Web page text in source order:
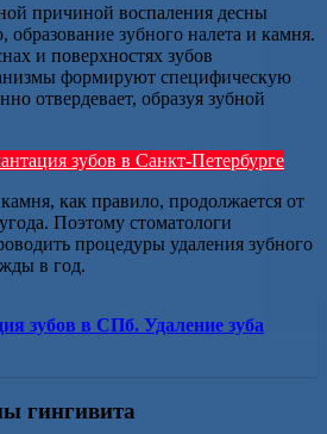
причиной воспаления десны
образование зубного налета и камня.
и поверхностях зубов
формируют специфическую
отвердевает, образуя зубной
зубов в Санкт-Петербурге
как правило, продолжается от
Поэтому стоматологи
процедуры удаления зубного
в год.
зубов в СПб. Удаление зуба
гингивита